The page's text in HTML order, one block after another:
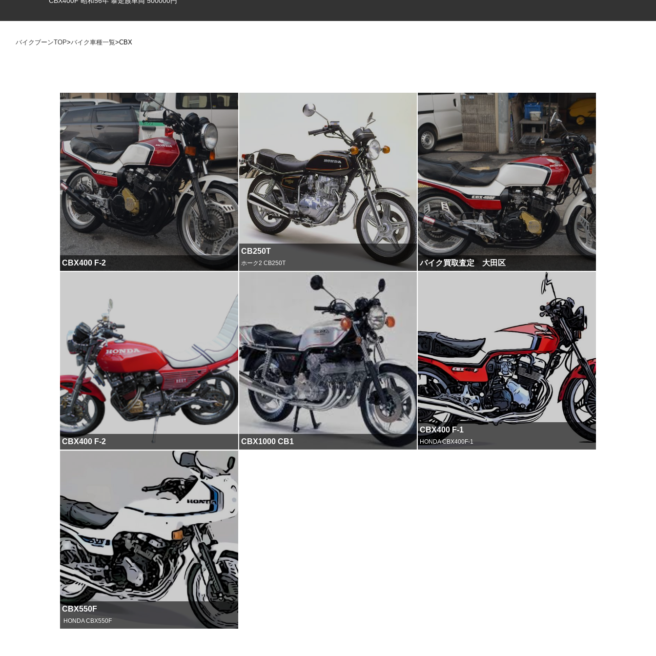
バイクブーンTOP>バイク車種一覧>CBX
CBX400 F-2
CB250T
ホーク2 CB250T バイク買取査定 大田区
CBX400 F-2 CBX1000 CB1
CBX400 F-1
HONDA CBX400F-1
CBX550F
HONDA CBX550F